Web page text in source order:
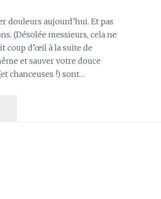
douleurs aujourd’hui. Et pas
(Désolée messieurs, cela ne
coup d’œil à la suite de
et sauver votre douce
chanceuses !) sont…